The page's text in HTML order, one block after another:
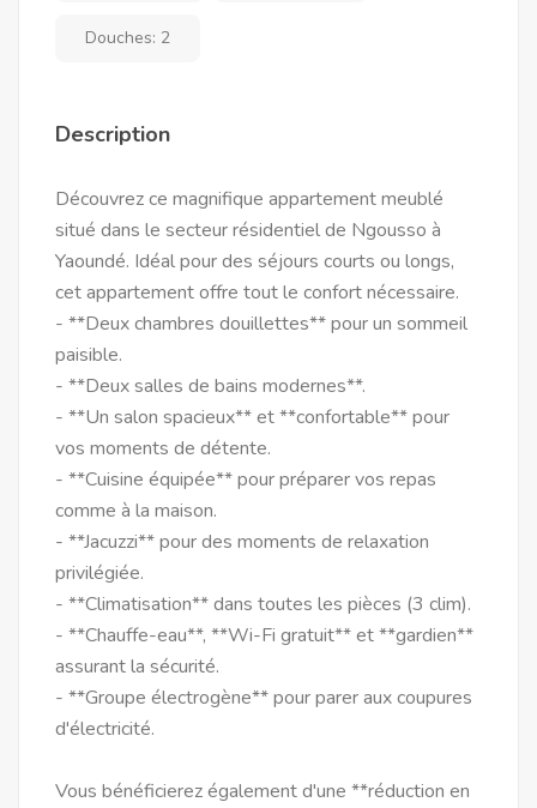
Douches: 2
Description
Découvrez ce magnifique appartement meublé
situé dans le secteur résidentiel de Ngousso à
Yaoundé. Idéal pour des séjours courts ou longs,
cet appartement offre tout le confort nécessaire.
- **Deux chambres douillettes** pour un sommeil
paisible.
- **Deux salles de bains modernes**.
- **Un salon spacieux** et **confortable** pour
vos moments de détente.
- **Cuisine équipée** pour préparer vos repas
comme à la maison.
- **Jacuzzi** pour des moments de relaxation
privilégiée.
- **Climatisation** dans toutes les pièces (3 clim).
- **Chauffe-eau**, **Wi-Fi gratuit** et **gardien**
assurant la sécurité.
- **Groupe électrogène** pour parer aux coupures
d'électricité.
Vous bénéficierez également d'une **réduction en